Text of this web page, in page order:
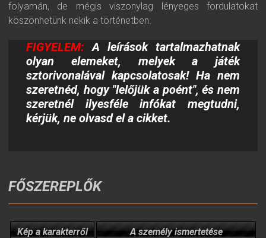
folyamán, de mégis viszonylag lényeges fordulatokat
köszönhetünk nekik a történetben.
FIGYELEM: A leírások tartalmazhatnak
olyan elemeket, melyek a játék
sztorivonalával kapcsolatosak! Ha nem
szeretnéd, hogy "lelőjük a poént", és nem
szeretnél ilyesféle infókat megtudni,
kérjük, ne olvasd el a cikket.
FŐSZEREPLŐK
Kép a karakterről A személy ismertetése